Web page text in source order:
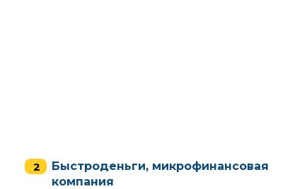
Быстроденьги, микрофинансовая
компания